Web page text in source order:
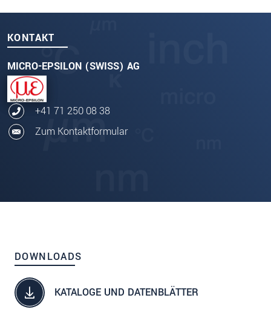
KONTAKT
MICRO-EPSILON (SWISS) AG
+41 71 250 08 38
Zum Kontaktformular
DOWNLOADS
KATALOGE UND DATENBLÄTTER